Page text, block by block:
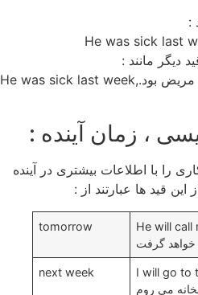
:
دیگر مانند :
او هفته گذشته، در روز دوشنبه مریض بود.He was sick last week,
را با اطلاعات بیشتری در آینده
قید ها عبارتند از :
خواهد گرفت
tomorrow
می روم
next week